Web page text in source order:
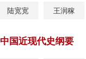
陆宽宽 王润稼
中国近现代史纲要